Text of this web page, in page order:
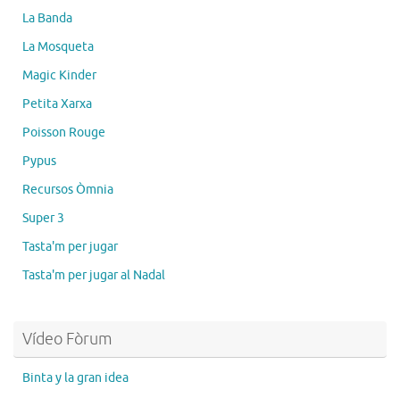
La Banda
La Mosqueta
Magic Kinder
Petita Xarxa
Poisson Rouge
Pypus
Recursos Òmnia
Super 3
Tasta'm per jugar
Tasta'm per jugar al Nadal
Vídeo Fòrum
Binta y la gran idea